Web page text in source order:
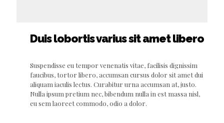
Duis lobortis varius sit amet libero
Suspendisse eu tempor venenatis vitae, facilisis dignissim
faucibus, tortor libero, accumsan cursus dolor sit amet dui
aliquam iaculis lectus. Curabitur urna accumsan at, justo.
Nulla ipsum pretium nec, bibendum nulla in est massa nisl,
eu sem laoreet commodo, odio a dolor.